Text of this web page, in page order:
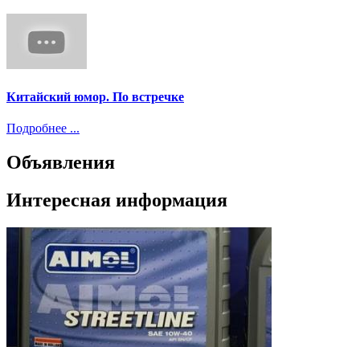
Китайский юмор. По встречке
Подробнее ...
Объявления
Интересная информация